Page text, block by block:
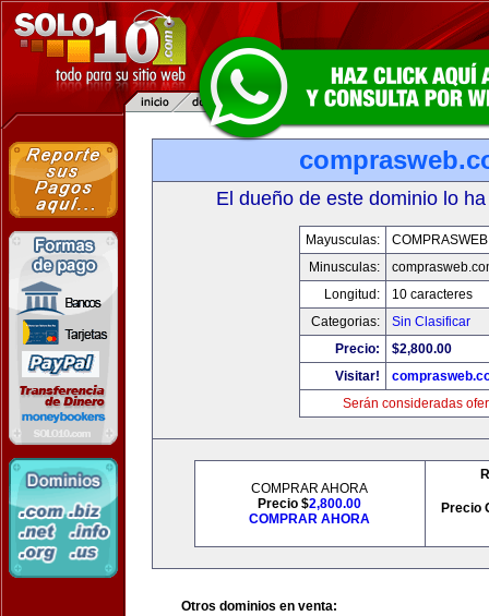
El dueño de este dominio lo
Mayusculas:
Minusculas:
Longitud:
10 caracteres
Categorias:
Sin Clasificar
Precio:
$2,800.00
Visitar!
Serán consideradas
COMPRAR AHORA
Precio $2,800.00
COMPRAR AHORA
Precio
Otros dominios en venta: